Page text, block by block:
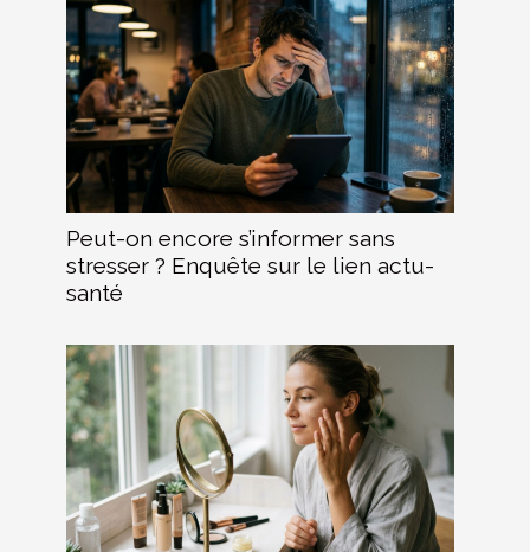
Peut-on encore s’informer sans
stresser ? Enquête sur le lien actu-
santé